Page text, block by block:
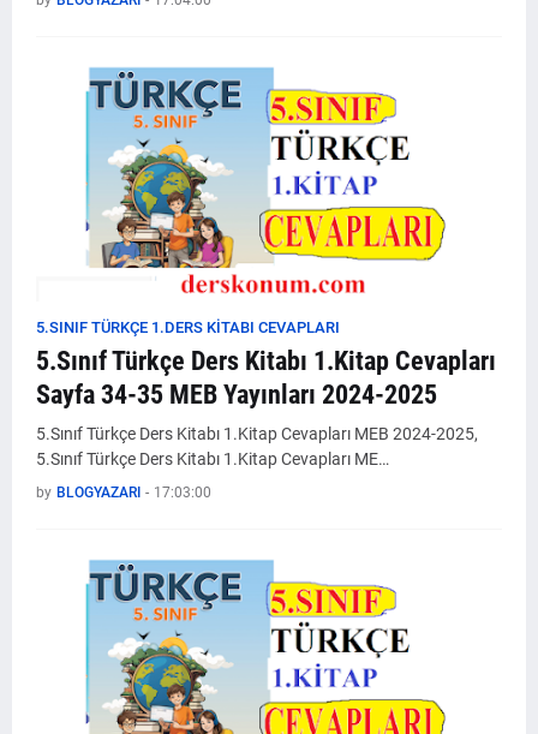
5.SINIF TÜRKÇE 1.DERS KİTABI CEVAPLARI
5.Sınıf Türkçe Ders Kitabı 1.Kitap Cevapları
Sayfa 34-35 MEB Yayınları 2024-2025
5.Sınıf Türkçe Ders Kitabı 1.Kitap Cevapları MEB 2024-2025,
5.Sınıf Türkçe Ders Kitabı 1.Kitap Cevapları ME…
by BLOGYAZARI - 17:03:00